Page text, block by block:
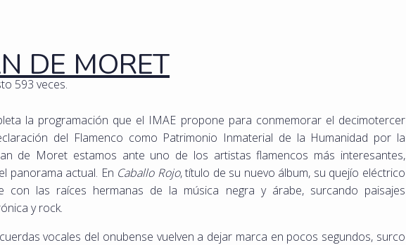
DE MORET
593 veces.
la programación que el IMAE propone para conmemorar el decimotercer
del Flamenco como Patrimonio Inmaterial de la Humanidad por la
de Moret estamos ante uno de los artistas flamencos más interesantes,
panorama actual. En Caballo Rojo, título de su nuevo álbum, su quejío eléctrico
con las raíces hermanas de la música negra y árabe, surcando paisajes
y rock.
vocales del onubense vuelven a dejar marca en pocos segundos, surco